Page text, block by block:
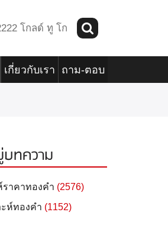
โกลด์ ทู โก
เกี่ยวกับเรา ถาม-ตอบ
ทความ
ราคาทองคำ (2576)
ะห์ทองคำ (1152)